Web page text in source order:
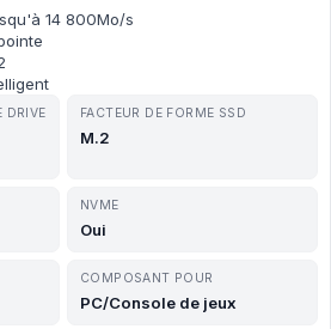
14 800Mo/s
DRIVE
FACTEUR DE FORME SSD
M.2
NVME
Oui
COMPOSANT POUR
PC/Console de jeux